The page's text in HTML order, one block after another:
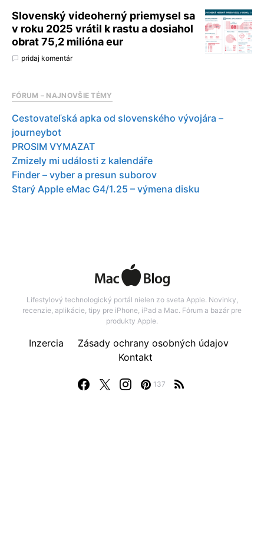
Slovenský videoherný priemysel sa
v roku 2025 vrátil k rastu a dosiahol
obrat 75,2 milióna eur
pridaj komentár
FÓRUM – NAJNOVŠIE TÉMY
Cestovateľská apka od slovenského vývojára –
journeybot
PROSIM VYMAZAT
Zmizely mi události z kalendáře
Finder – vyber a presun suborov
Starý Apple eMac G4/1.25 – výmena disku
Lifestylový technologický portál nielen zo sveta Apple. Novinky,
recenzie, aplikácie, tipy pre iPhone, iPad a Mac. Fórum a bazár pre
produkty Apple.
137
Inzercia
Zásady ochrany osobných údajov
Kontakt